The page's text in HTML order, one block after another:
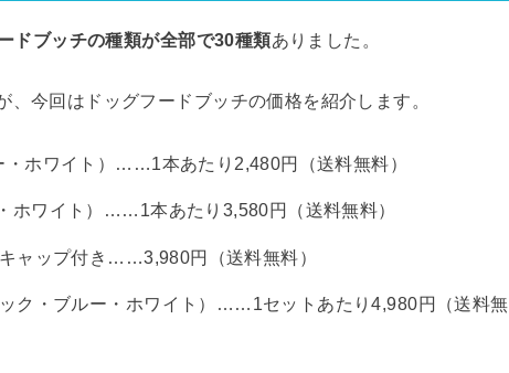
ドブッチの種類が全部で30種類ありました。
今回はドッグフードブッチの価格を紹介します。
ホワイト）……1本あたり2,480円（送料無料）
ホワイト）……1本あたり3,580円（送料無料）
ャップ付き……3,980円（送料無料）
ク・ブルー・ホワイト）……1セットあたり4,980円（送料無